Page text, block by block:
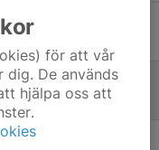
Innebandy?
för att vår
De används
hjälpa oss att